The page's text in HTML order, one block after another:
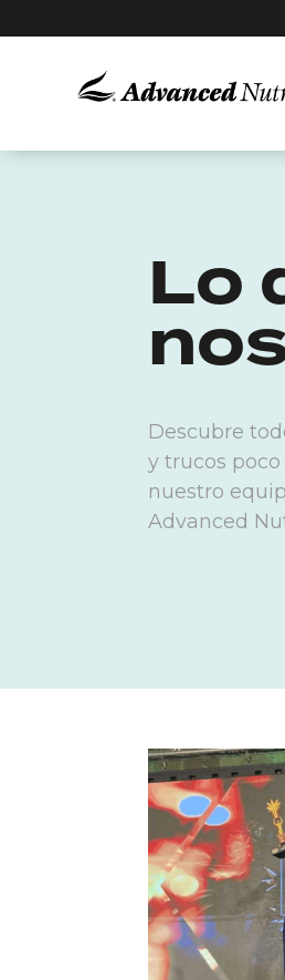
Lo
Descubre
y trucos
nuestro
Advanced